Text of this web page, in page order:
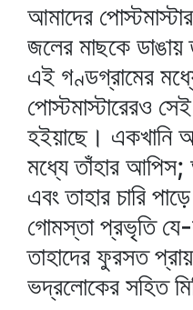
আমাদের
জলের মাছকে
এই গণ্ডগ্রামের
পোস্টমাস্টারেরও
হইয়াছে। একখানি
মধ্যে তাঁহার আপিস;
এবং তাহার চারি
গোমস্তা প্রভৃতি
তাহাদের ফুরসত
ভদ্রলোকের সহিত